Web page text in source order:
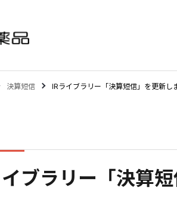
報
決算短信 IRライブラリー「決算短信」を更新し
ブラリー「決算